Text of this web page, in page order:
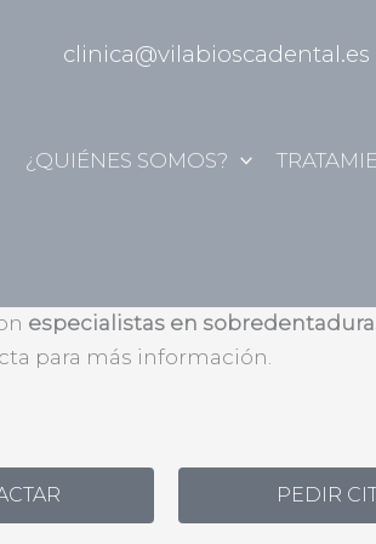
clinica@vilabioscadental.es
¿QUIÉNES SOMOS?
especialistas en
para más información.
PEDIR